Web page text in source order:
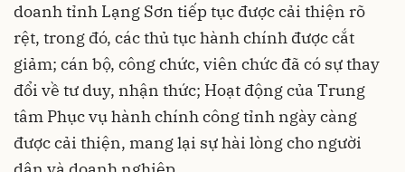
doanh tỉnh Lạng Sơn tiếp tục được cải thiện rõ
rệt, trong đó, các thủ tục hành chính được cắt
giảm; cán bộ, công chức, viên chức đã có sự thay
đổi về tư duy, nhận thức; Hoạt động của Trung
tâm Phục vụ hành chính công tỉnh ngày càng
được cải thiện, mang lại sự hài lòng cho người